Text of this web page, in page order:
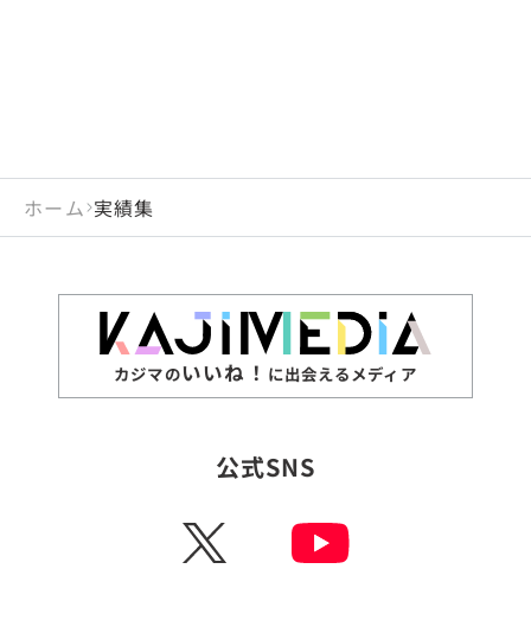
ホーム 実績集
カジマのいいね！ に出会えるメディア
公式SNS
X